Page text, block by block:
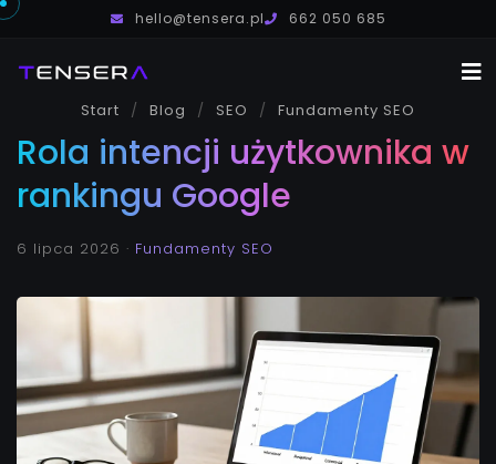
hello@tensera.pl 662 050 685
Usługi
O mnie
Blog
Start Blog SEO Fundamenty SEO
Rola intencji użytkownika w
rankingu Google
6 lipca 2026 · Fundamenty SEO